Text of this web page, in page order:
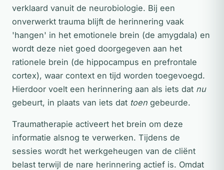
verklaard vanuit de neurobiologie. Bij een
onverwerkt trauma blijft de herinnering vaak
'hangen' in het emotionele brein (de amygdala) en
wordt deze niet goed doorgegeven aan het
rationele brein (de hippocampus en prefrontale
cortex), waar context en tijd worden toegevoegd.
Hierdoor voelt een herinnering aan als iets dat nu
gebeurt, in plaats van iets dat toen gebeurde.
Traumatherapie activeert het brein om deze
informatie alsnog te verwerken. Tijdens de
sessies wordt het werkgeheugen van de cliënt
belast terwijl de nare herinnering actief is. Omdat